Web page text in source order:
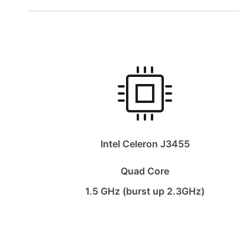
Intel Celeron J3455
Quad Core
1.5 GHz (burst up 2.3GHz)